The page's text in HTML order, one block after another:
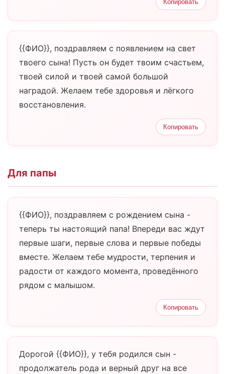
Копировать
{{ФИО}}, поздравляем с появлением на свет
твоего сына! Пусть он будет твоим счастьем,
твоей силой и твоей самой большой
наградой. Желаем тебе здоровья и лёгкого
восстановления.
Копировать
Для папы
{{ФИО}}, поздравляем с рождением сына -
теперь ты настоящий папа! Впереди вас ждут
первые шаги, первые слова и первые победы
вместе. Желаем тебе мудрости, терпения и
радости от каждого момента, проведённого
рядом с малышом.
Копировать
Дорогой {{ФИО}}, у тебя родился сын -
продолжатель рода и верный друг на все